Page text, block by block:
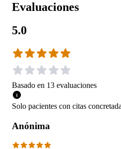
Evaluaciones
5.0
Basado en 13 evaluaciones
Solo pacientes con citas
Anónima